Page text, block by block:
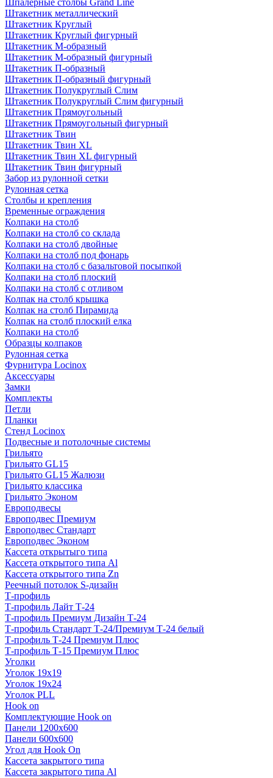
Шпалерные столбы Grand Line
Штакетник металлический
Штакетник Круглый
Штакетник Круглый фигурный
Штакетник М-образный
Штакетник М-образный фигурный
Штакетник П-образный
Штакетник П-образный фигурный
Штакетник Полукруглый Слим
Штакетник Полукруглый Слим фигурный
Штакетник Прямоугольный
Штакетник Прямоугольный фигурный
Штакетник Твин
Штакетник Твин XL
Штакетник Твин XL фигурный
Штакетник Твин фигурный
Забор из рулонной сетки
Рулонная сетка
Столбы и крепления
Временные ограждения
Колпаки на столб
Колпаки на столб со склада
Колпаки на столб двoйные
Колпаки на столб под фонарь
Колпаки на столб с базальтовой посыпкой
Колпаки на столб плоский
Колпаки на столб с отливом
Колпак на столб крышка
Колпак на столб Пирамида
Колпак на столб плоский елка
Колпаки на столб
Образцы колпаков
Рулонная сетка
Фурнитура Locinox
Аксессуары
Замки
Комплекты
Петли
Планки
Стенд Locinox
Подвесные и потолочные системы
Грильято
Грильято GL15
Грильято GL15 Жалюзи
Грильято классика
Грильято Эконом
Европодвесы
Европодвес Премиум
Европодвес Стандарт
Европодвес Эконом
Кассета открытыго типа
Кассета открытого типа Al
Кассета открытого типа Zn
Реечный потолок S-дизайн
Т-профиль
Т-профиль Лайт Т-24
Т-профиль Премиум Дизайн Т-24
Т-профиль Стандарт Т-24/Премиум Т-24 белый
Т-профиль Т-24 Премиум Плюс
Т-профиль Т-15 Премиум Плюс
Уголки
Уголок 19х19
Уголок 19х24
Уголок PLL
Hook on
Комплектующие Hook on
Панели 1200х600
Панели 600х600
Угол для Hook On
Кассета закрытого типа
Кассета закрытого типа Al